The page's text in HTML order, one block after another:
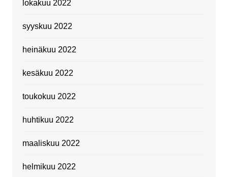
lokakuu 2022
syyskuu 2022
heinäkuu 2022
kesäkuu 2022
toukokuu 2022
huhtikuu 2022
maaliskuu 2022
helmikuu 2022